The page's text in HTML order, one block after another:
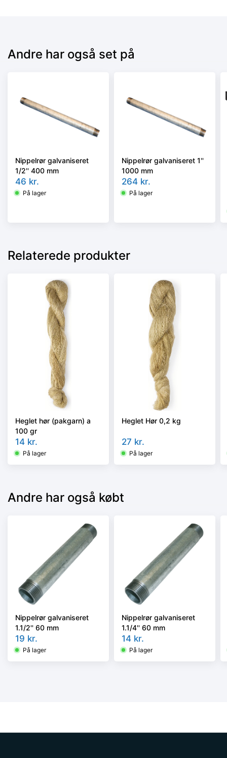
Andre har også set på
Nippelrør galvaniseret
1/2'' 400 mm
46 kr.
På lager
Nippelrør galvaniseret 1''
1000 mm
264 kr.
På lager
Relaterede produkter
Heglet hør (pakgarn) a
100 gr
14 kr.
På lager
Heglet Hør 0,2 kg
27 kr.
På lager
Andre har også købt
Nippelrør galvaniseret
1.1/2'' 60 mm
19 kr.
På lager
Nippelrør galvaniseret
1.1/4'' 60 mm
14 kr.
På lager